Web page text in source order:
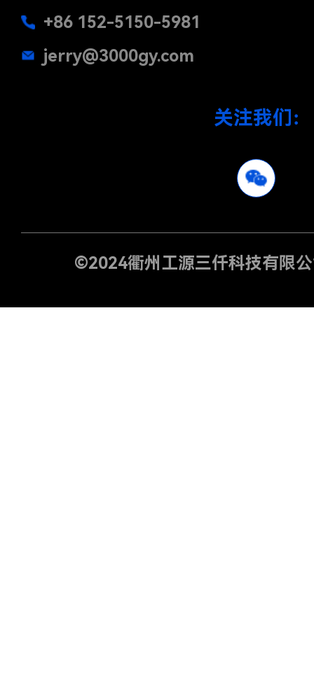
+86 152-5150-5981
jerry@3000gy.com
关注我们：
©2024衢州工源三仟科技有限